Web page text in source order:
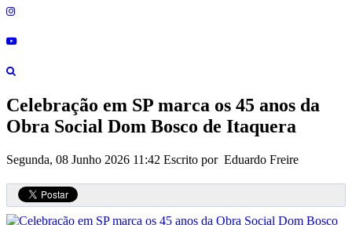
Celebração em SP marca os 45 anos da
Obra Social Dom Bosco de Itaquera
Segunda, 08 Junho 2026 11:42 Escrito por Eduardo Freire